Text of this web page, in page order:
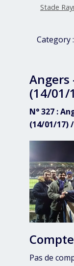
Stade
Category :
Angers
(14/01/
N° 327 :
(14/01/17)
Pas de